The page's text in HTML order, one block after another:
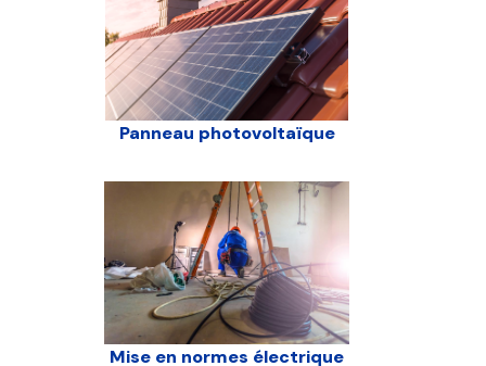
Panneau photovoltaïque
Mise en normes électrique